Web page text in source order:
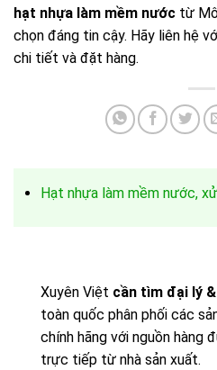
hạt nhựa làm mềm nước từ
chọn đáng tin cậy. Hãy liên hệ
chi tiết và đặt hàng.
Hạt nhựa làm mềm nước,
Xuyên Việt cần tìm đại lý
toàn quốc phân phối các
chính hãng với nguồn hàng
trực tiếp từ nhà sản xuất.